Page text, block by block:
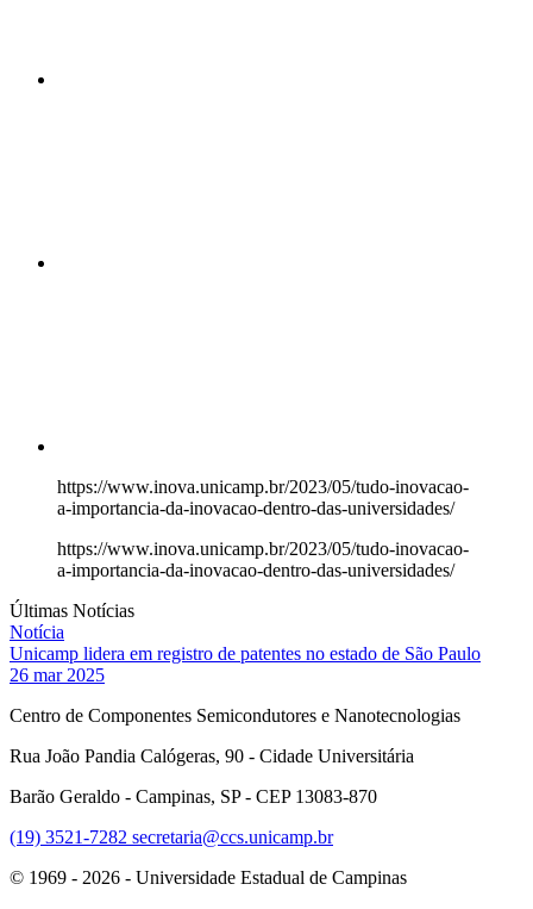
https://www.inova.unicamp.br/2023/05/tudo-inovacao-
a-importancia-da-inovacao-dentro-das-universidades/
https://www.inova.unicamp.br/2023/05/tudo-inovacao-
a-importancia-da-inovacao-dentro-das-universidades/
Últimas Notícias
Notícia
Unicamp lidera em registro de patentes no estado de São Paulo
26 mar 2025
Centro de Componentes Semicondutores e Nanotecnologias
Rua João Pandia Calógeras, 90 - Cidade Universitária
Barão Geraldo - Campinas, SP - CEP 13083-870
(19) 3521-7282 secretaria@ccs.unicamp.br
© 1969 - 2026 - Universidade Estadual de Campinas